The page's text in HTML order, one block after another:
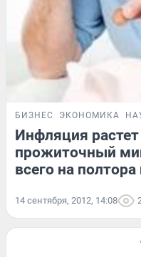
БИЗНЕС ЭКОНОМИКА
Инфляция
прожиточный
всего на
14 сентября, 2012, 14:08